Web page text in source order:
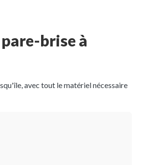
brise à
avec tout le matériel nécessaire